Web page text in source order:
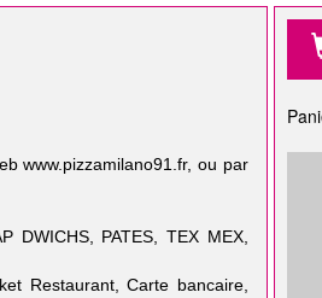
www.pizzamilano91.fr, ou par
DWICHS, PATES, TEX MEX,
Restaurant, Carte bancaire,